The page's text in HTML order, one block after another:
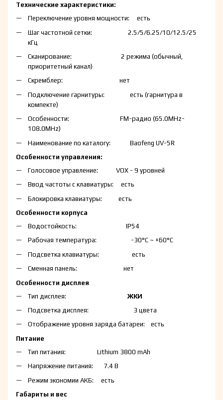
Технические характеристики:
Переключение уровня мощности: есть
Шаг частотной сетки: 2.5/5/6.25/10/12.5/25
кГц
Сканирование: 2 режима (обычный,
приоритетный канал)
Скремблер: нет
Подключение гарнитуры: есть (гарнитура в
компекте)
Особенности: FM-радио (65.0MHz-
108.0MHz)
Наименование по каталогу: Baofeng UV-5R
Особенности управления:
Голосовое управление: VOX - 9 уровней
Ввод частоты с клавиатуры: есть
Блокировка клавиатуры: есть
Особенности корпуса
Водостойкость: IP54
Рабочая температура: -30°С ~ +60°С
Подсветка клавиатуры: есть
Сменная панель: нет
Особенности дисплея
Тип дисплея: ЖКИ
Подсветка дисплея: 3 цвета
Отображение уровня заряда батареи: есть
Питание
Тип питания: Lithium 3800 mAh
Напряжение питания: 7.4 В
Режим экономии АКБ: есть
Габариты и вес